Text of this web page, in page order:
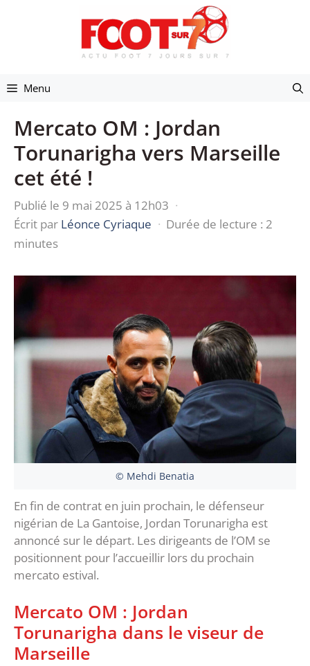
Menu
Mercato OM : Jordan
Torunarigha vers Marseille
cet été !
Publié le 9 mai 2025 à 12h03 ·
Écrit par Léonce Cyriaque · Durée de lecture : 2
minutes
© Mehdi Benatia
En fin de contrat en juin prochain, le défenseur
nigérian de La Gantoise, Jordan Torunarigha est
annoncé sur le départ. Les dirigeants de l’OM se
positionnent pour l’accueillir lors du prochain
mercato estival.
Mercato OM : Jordan
Torunarigha dans le viseur de
Marseille